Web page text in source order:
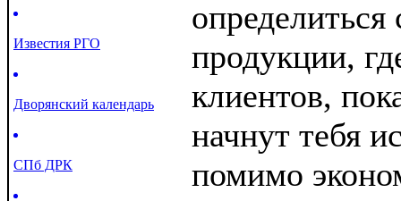
Известия РГО
Дворянский календарь
СПб ДРК
продукции,
клиентов,
начнут тебя
помимо